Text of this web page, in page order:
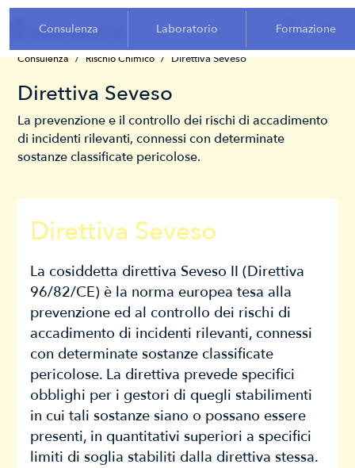
Consulenza Laboratorio Formazione
Consulenza / Rischio Chimico / Direttiva Seveso
Direttiva Seveso
La prevenzione e il controllo dei rischi di accadimento
di incidenti rilevanti, connessi con determinate
sostanze classificate pericolose.
Direttiva Seveso
La cosiddetta direttiva Seveso II (Direttiva
96/82/CE) è la norma europea tesa alla
prevenzione ed al controllo dei rischi di
accadimento di incidenti rilevanti, connessi
con determinate sostanze classificate
pericolose. La direttiva prevede specifici
obblighi per i gestori di quegli stabilimenti
in cui tali sostanze siano o possano essere
presenti, in quantitativi superiori a specifici
limiti di soglia stabiliti dalla direttiva stessa.